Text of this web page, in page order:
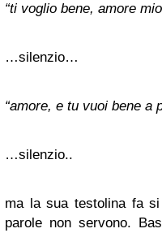
“ti voglio bene, amore
…silenzio…
“amore, e tu vuoi bene a
…silenzio..
ma la sua testolina fa
parole non servono.